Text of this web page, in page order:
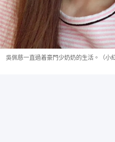
吳佩慈一直過着豪門少奶奶的生活。（小